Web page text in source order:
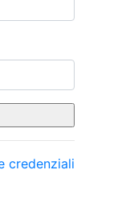
credenziali